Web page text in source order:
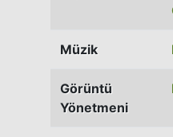
Müzik
Görüntü
Yönetmeni